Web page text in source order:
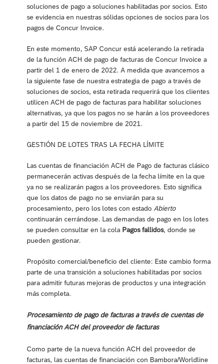
soluciones de pago a soluciones habilitadas por socios. Esto
se evidencia en nuestras sólidas opciones de socios para los
pagos de Concur Invoice.
En este momento, SAP Concur está acelerando la retirada
de la función ACH de pago de facturas de Concur Invoice a
partir del 1 de enero de 2022. A medida que avancemos a
la siguiente fase de nuestra estrategia de pago a través de
soluciones de socios, esta retirada requerirá que los clientes
utilicen ACH de pago de facturas para habilitar soluciones
alternativas, ya que los pagos no se harán a los proveedores
a partir del 15 de noviembre de 2021.
GESTIÓN DE LOTES TRAS LA FECHA LÍMITE
Las cuentas de financiación ACH de Pago de facturas clásico
permanecerán activas después de la fecha límite en la que
ya no se realizarán pagos a los proveedores. Esto significa
que los datos de pago no se enviarán para su
procesamiento, pero los lotes con estado Abierto
continuarán cerrándose. Las demandas de pago en los lotes
se pueden consultar en la cola Pagos fallidos, donde se
pueden gestionar.
Propósito comercial/beneficio del cliente: Este cambio forma
parte de una transición a soluciones habilitadas por socios
para admitir futuras mejoras de productos y una integración
más completa.
Procesamiento de pago de facturas a través de cuentas de
financiación ACH del proveedor de facturas
Como parte de la nueva función ACH del proveedor de
facturas, las cuentas de financiación con Bambora/Worldline